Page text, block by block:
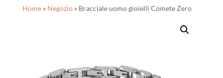
Home» Negozio» Bracciale uomo gioielli Comete Zero